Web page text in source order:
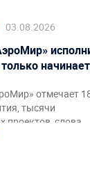
03.08.2026
отмечает
тысячи
проектов, слова